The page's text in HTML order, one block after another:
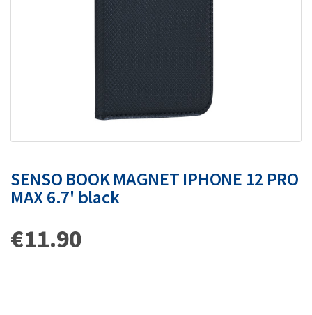
SENSO BOOK MAGNET IPHONE 12 PRO
MAX 6.7' black
€11.90